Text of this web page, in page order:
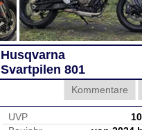
Husqvarna
Svartpilen 801
Kommentare
UVP